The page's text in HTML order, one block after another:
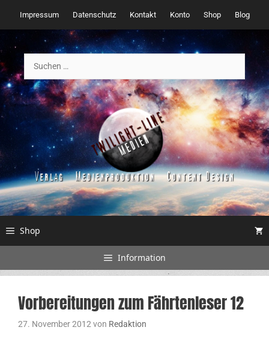
Inhalt
springen
Impressum Datenschutz Kontakt Konto Shop Blog
nach:
Shop
Information
Vorbereitungen zum Fährtenleser 12
27. November 2012von Redaktion